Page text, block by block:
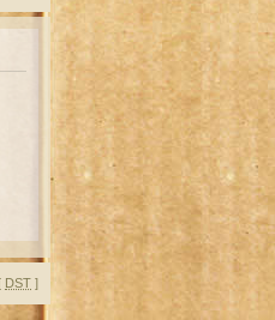
DST ]